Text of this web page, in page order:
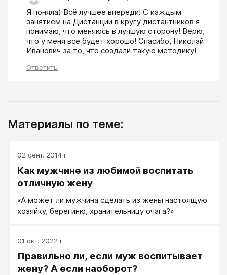
Я поняла) Всё лучшее впереди! С каждым
занятием на Дистанции в кругу дистантников я
понимаю, что меняюсь в лучшую сторону! Верю,
что у меня всё будет хорошо! Спасибо, Николай
Иванович за то, что создали такую методику!
Ответить
Материалы по теме:
02 сент. 2014 г.
Как мужчине из любимой воспитать
отличную жену
«А может ли мужчина сделать из жены настоящую
хозяйку, берегиню, хранительницу очага?»
01 окт. 2022 г.
Правильно ли, если муж воспитывает
жену? А если наоборот?